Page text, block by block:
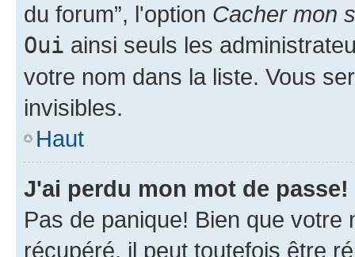
du forum”, l'option Cacher mon
Oui ainsi seuls les
votre nom dans la liste. Vous
invisibles.
Haut
J'ai perdu mon mot de passe!
Pas de panique! Bien que
récupéré, il peut toutefois être